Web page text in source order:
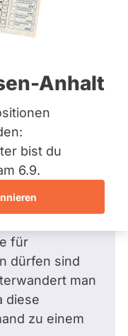
Anhalt
bist du
6.9.
Frage stellen
Bereich
wie schaut
für
wirklich
Budget gibt
das Gefühl
für
dürfen sind
man
diese
zu einem